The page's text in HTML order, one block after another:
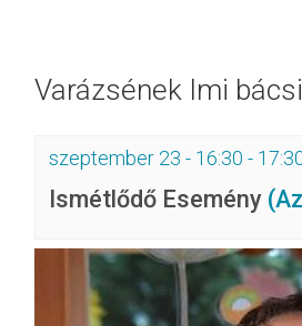
Varázsének Imi
szeptember 23 - 16:30 -
Ismétlődő Esemény